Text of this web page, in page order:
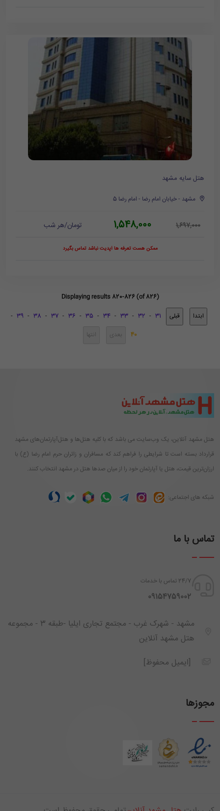
هتل سایه مشهد
مشهد - خیابان امام رضا - امام رضا 5
1,697,000
1,548,000 تومان/هر شب
ممکن هست تعرفه ها آپدیت نباشد تماس بگیرد
Displaying results 820-826 (of 826)
31
-
32
-
33
-
34
-
35
-
36
-
37
-
38
-
39
-
40
هتل مشهد آنلاین، یک وب‌سایت می باشد که با کلیه هتل‌ها و هتل‌آپارتمان‌های مشهد
قرارداد بسته است تا شرایطی را فراهم کند که مسافران و زائران حرم امام رضا (ع) با
ارزان‌ترین قیمت، هتل یا آپارتمان خود را از میان صدها هتل در مشهد انتخاب کنند.
شبکه های اجتماعی:
تماس با ما
24/7 تماس با خدمات
‪ 09154759002
مشهد - شهرک غرب - مجتمع تجاری ایلیا -طبقه 3 - مجموعه
هتل مشهد آنلاین
[ایمیل محفوظ]
مجوزها